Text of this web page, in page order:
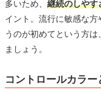
多いため、 継続のしやす
イント。流行に敏感な
うのが初めてという方
ましょう。
コントロールカラ